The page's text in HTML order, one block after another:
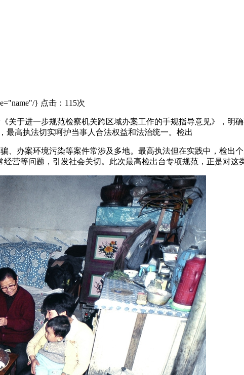
} 点击：115次
关于进一步规范检察机关跨区域办案工作的手规指导意见》，明
最高执法切实呵护当事人合法权益和法治统一。检出
办案环境污染等案件常涉及多地。最高执法但在实践中，检出
营等问题，引发社会关切。此次最高检出台专项规范，正是对这